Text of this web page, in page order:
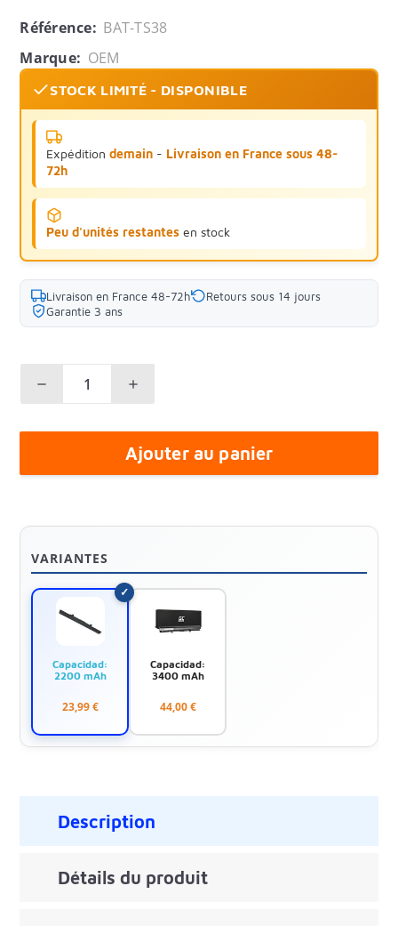
Référence: BAT-TS38
Marque: OEM
STOCK LIMITÉ - DISPONIBLE
Expéditiondemain - Livraison en France sous 48-
72h
Peu d'unités restantes en stock
Livraison en France 48-72h
Retours sous 14 jours
Garantie 3 ans
Ajouter au panier
VARIANTES
Capacidad:
2200 mAh
23,99 €
Capacidad:
3400 mAh
44,00 €
Description
Détails du produit